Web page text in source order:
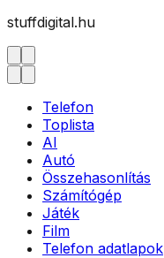
stuffdigital.hu
Telefon
Toplista
AI
Autó
Összehasonlítás
Számítógép
Játék
Film
Telefon adatlapok